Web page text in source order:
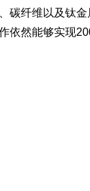
碳纤维以及钛
依然能够实现